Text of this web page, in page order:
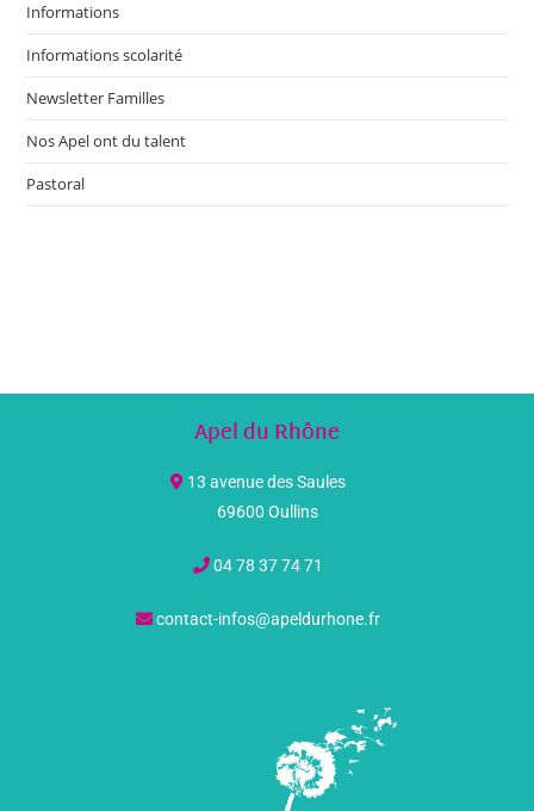
Informations
Informations scolarité
Newsletter Familles
Nos Apel ont du talent
Pastoral
Apel du Rhône
13 avenue des Saules
69600 Oullins
04 78 37 74 71
contact-infos@apeldurhone.fr